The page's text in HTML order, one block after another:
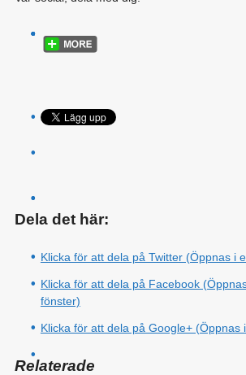
Dela det här:
Klicka för att dela på Twitter (Öppnas i
Klicka för att dela på Facebook
fönster)
Klicka för att dela på Google+ (Öppnas
Relaterade